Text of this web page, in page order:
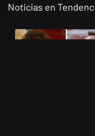
Noticias en
Un artículo de tendencia